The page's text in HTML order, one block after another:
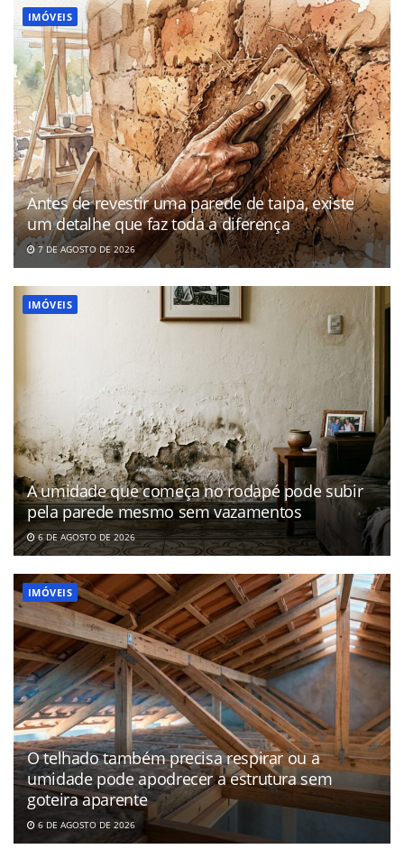
IMÓVEIS
Antes de revestir uma parede de taipa, existe
um detalhe que faz toda a diferença
7 DE AGOSTO DE 2026
IMÓVEIS
A umidade que começa no rodapé pode subir
pela parede mesmo sem vazamentos
6 DE AGOSTO DE 2026
IMÓVEIS
O telhado também precisa respirar ou a
umidade pode apodrecer a estrutura sem
goteira aparente
6 DE AGOSTO DE 2026